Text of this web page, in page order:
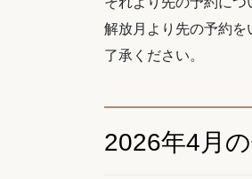
解放月より先の予約
了承ください。
2026年4月